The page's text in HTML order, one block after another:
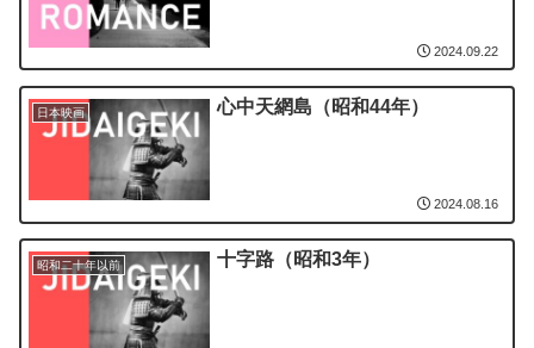
2024.09.22
日本映画 心中天網島（昭和44年）
2024.08.16
昭和二十年以前 十字路（昭和3年）